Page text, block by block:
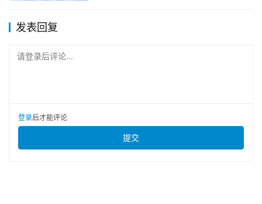
发表回复
请登录后评论...
登录后才能评论
提交